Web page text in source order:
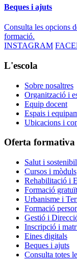
Beques i ajuts
Consulta les opcions
formació.
INSTAGRAM
L'escola
Sobre nosaltres
Organització i
Equip docent
Espais i
Ubicacions i
Oferta formativa
Salut i
Cursos i mòduls
Rehabilitació i
Formació
Urbanisme i
Formació
Gestió i
Inscripció i
Eines digitals
Beques i ajuts
Consulta totes